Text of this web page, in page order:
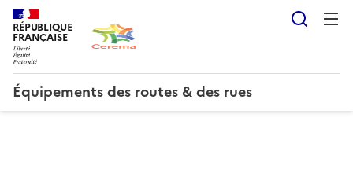
RÉPUBLIQUE
FRANÇAISE
Équipements des routes & des rues